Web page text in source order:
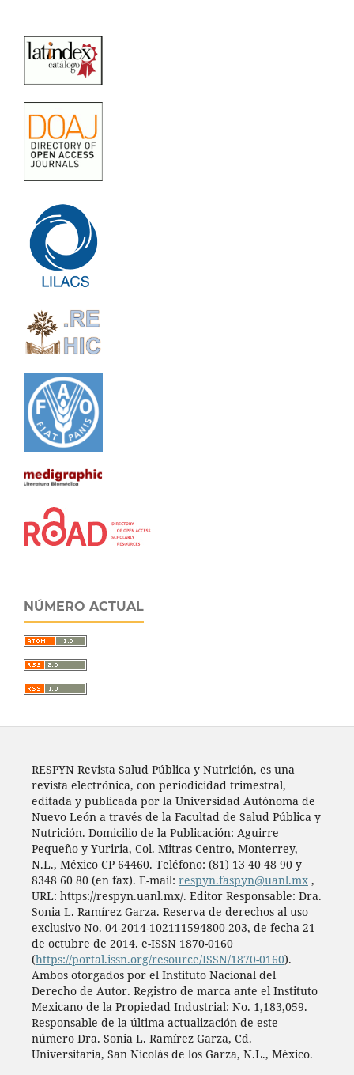
NÚMERO ACTUAL
RESPYN Revista Salud Pública y Nutrición, es una
revista electrónica, con periodicidad trimestral,
editada y publicada por la Universidad Autónoma de
Nuevo León a través de la Facultad de Salud Pública y
Nutrición. Domicilio de la Publicación: Aguirre
Pequeño y Yuriria, Col. Mitras Centro, Monterrey,
N.L., México CP 64460. Teléfono: (81) 13 40 48 90 y
8348 60 80 (en fax). E-mail: respyn.faspyn@uanl.mx,
URL: https://respyn.uanl.mx/. Editor Responsable: Dra.
Sonia L. Ramírez Garza. Reserva de derechos al uso
exclusivo No. 04-2014-102111594800-203, de fecha 21
de octubre de 2014. e-ISSN 1870-0160
(https://portal.issn.org/resource/ISSN/1870-0160).
Ambos otorgados por el Instituto Nacional del
Derecho de Autor. Registro de marca ante el Instituto
Mexicano de la Propiedad Industrial: No. 1,183,059.
Responsable de la última actualización de este
número Dra. Sonia L. Ramírez Garza, Cd.
Universitaria, San Nicolás de los Garza, N.L., México.